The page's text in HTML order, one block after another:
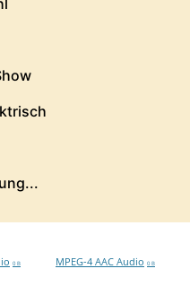
0 B MPEG-4 AAC Audio 0 B